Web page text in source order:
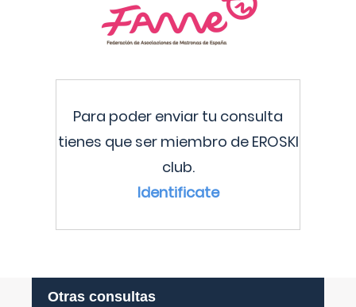
Para poder enviar tu consulta
tienes que ser miembro de EROSKI
club.
Identificate
Otras consultas